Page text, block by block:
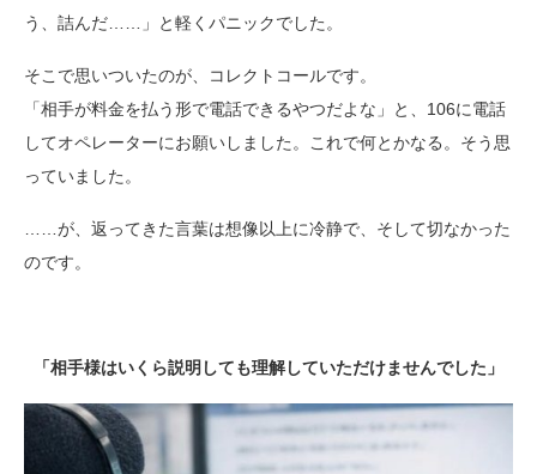
う、詰んだ……」と軽くパニックでした。
そこで思いついたのが、コレクトコールです。
「相手が料金を払う形で電話できるやつだよな」と、106に電話
してオペレーターにお願いしました。これで何とかなる。そう思
っていました。
……が、返ってきた言葉は想像以上に冷静で、そして切なかった
のです。
「相手様はいくら説明しても理解していただけませんでした」